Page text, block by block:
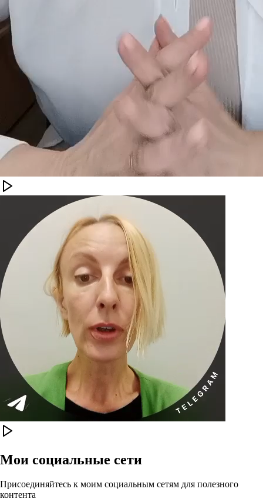
Мои социальные сети
Присоединяйтесь к моим социальным сетям для полезного
контента